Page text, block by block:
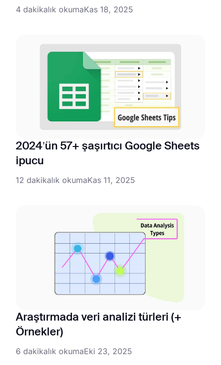
4 dakikalık okumaKas 18, 2025
2024’ün 57+ şaşırtıcı Google Sheets
ipucu
12 dakikalık okumaKas 11, 2025
Araştırmada veri analizi türleri (+
Örnekler)
6 dakikalık okumaEki 23, 2025